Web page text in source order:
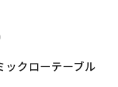
ックローテーブル